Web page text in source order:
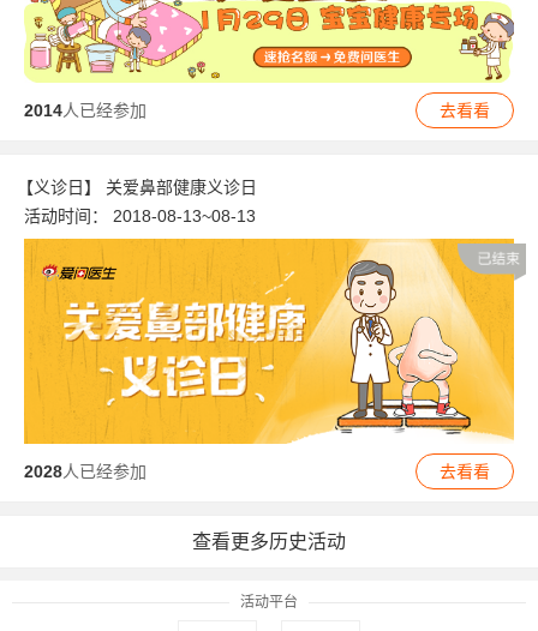
2014人已经参加 去看看
【义诊日】 关爱鼻部健康义诊日
活动时间：
2018-08-13~08-13
2028人已经参加 去看看
查看更多历史活动
活动平台